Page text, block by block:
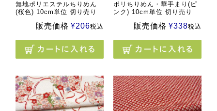
無地ポリエステルちりめん
(桜色) 10cm単位 切り売り
販売価格 ¥206税込
ポリちりめん・華手まり(ピ
ンク) 10cm単位 切り売り
販売価格 ¥338税込